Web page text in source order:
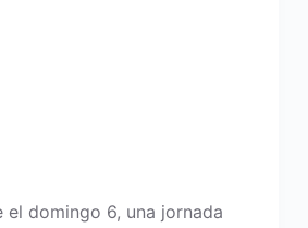
el domingo 6, una jornada